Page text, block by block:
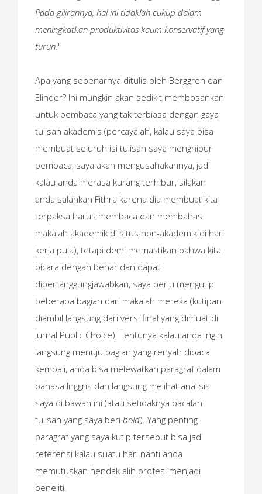
Pada gilirannya, hal ini tidaklah cukup dalam
meningkatkan produktivitas kaum konservatif yang
turun ."
Apa yang sebenarnya ditulis oleh Berggren dan
Elinder? Ini mungkin akan sedikit membosankan
untuk pembaca yang tak terbiasa dengan gaya
tulisan akademis (percayalah, kalau saya bisa
membuat seluruh isi tulisan saya menghibur
pembaca, saya akan mengusahakannya, jadi
kalau anda merasa kurang terhibur, silakan
anda salahkan Fithra karena dia membuat kita
terpaksa harus membaca dan membahas
makalah akademik di situs non-akademik di hari
kerja pula), tetapi demi memastikan bahwa kita
bicara dengan benar dan dapat
dipertanggungjawabkan, saya perlu mengutip
beberapa bagian dari makalah mereka (kutipan
diambil langsung dari versi final yang dimuat di
Jurnal Public Choice). Tentunya kalau anda ingin
langsung menuju bagian yang renyah dibaca
kembali, anda bisa melewatkan paragraf dalam
bahasa Inggris dan langsung melihat analisis
saya di bawah ini (atau setidaknya bacalah
tulisan yang saya beri bold). Yang penting
paragraf yang saya kutip tersebut bisa jadi
referensi kalau suatu hari nanti anda
memutuskan hendak alih profesi menjadi
peneliti.